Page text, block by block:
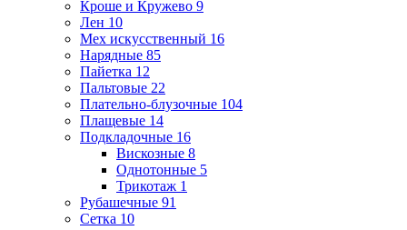
Кроше и Кружево 9
Лен 10
Мех искусственный 16
Нарядные 85
Пайетка 12
Пальтовые 22
Плательно-блузочные 104
Плащевые 14
Подкладочные 16
Вискозные 8
Однотонные 5
Трикотаж 1
Рубашечные 91
Сетка 10